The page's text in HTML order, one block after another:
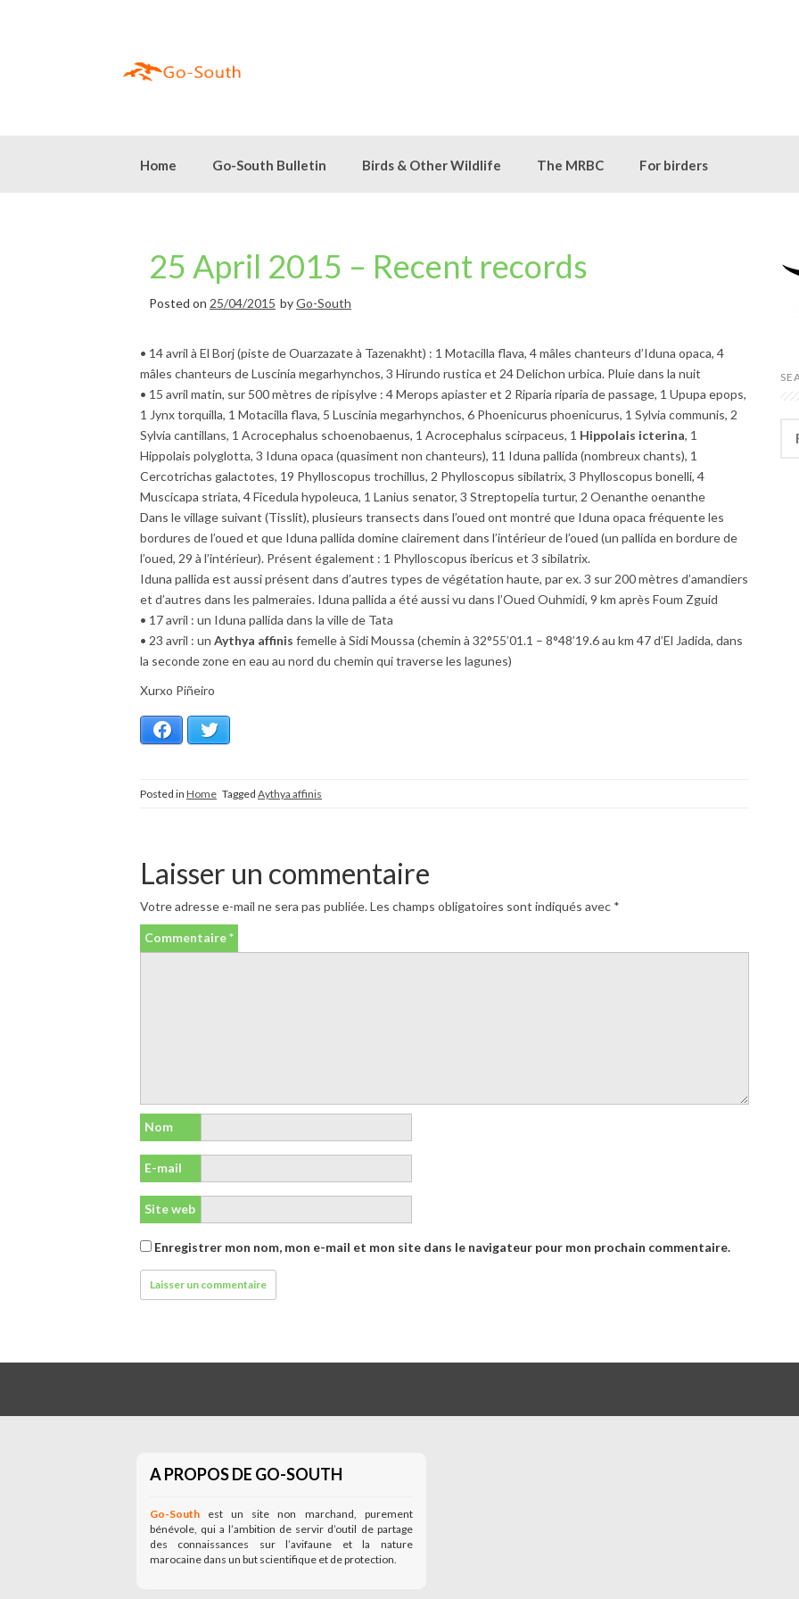
Home Go-South Bulletin Birds & Other Wildlife The MRBC For birders
25 April 2015 – Recent records
Posted on 25/04/2015 byGo-South
• 14 avril à El Borj (piste de Ouarzazate à Tazenakht) : 1 Motacilla flava, 4 mâles chanteurs d’Iduna opaca, 4
mâles chanteurs de Luscinia megarhynchos, 3 Hirundo rustica et 24 Delichon urbica. Pluie dans la nuit
• 15 avril matin, sur 500 mètres de ripisylve : 4 Merops apiaster et 2 Riparia riparia de passage, 1 Upupa epops,
1 Jynx torquilla, 1 Motacilla flava, 5 Luscinia megarhynchos, 6 Phoenicurus phoenicurus, 1 Sylvia communis, 2
Sylvia cantillans, 1 Acrocephalus schoenobaenus, 1 Acrocephalus scirpaceus, 1 Hippolais icterina, 1
Hippolais polyglotta, 3 Iduna opaca (quasiment non chanteurs), 11 Iduna pallida (nombreux chants), 1
Cercotrichas galactotes, 19 Phylloscopus trochillus, 2 Phylloscopus sibilatrix, 3 Phylloscopus bonelli, 4
Muscicapa striata, 4 Ficedula hypoleuca, 1 Lanius senator, 3 Streptopelia turtur, 2 Oenanthe oenanthe
Dans le village suivant (Tisslit), plusieurs transects dans l’oued ont montré que Iduna opaca fréquente les
bordures de l’oued et que Iduna pallida domine clairement dans l’intérieur de l’oued (un pallida en bordure de
l’oued, 29 à l’intérieur). Présent également : 1 Phylloscopus ibericus et 3 sibilatrix.
Iduna pallida est aussi présent dans d’autres types de végétation haute, par ex. 3 sur 200 mètres d’amandiers
et d’autres dans les palmeraies. Iduna pallida a été aussi vu dans l’Oued Ouhmidi, 9 km après Foum Zguid
• 17 avril : un Iduna pallida dans la ville de Tata
• 23 avril : un Aythya affinis femelle à Sidi Moussa (chemin à 32°55’01.1 – 8°48’19.6 au km 47 d’El Jadida, dans
la seconde zone en eau au nord du chemin qui traverse les lagunes)
Xurxo Piñeiro
Facebook
Posted in Home Tagged Aythya affinis
Laisser un commentaire
Votre adresse e-mail ne sera pas publiée.Les champs obligatoires sont indiqués avec *
Commentaire*
Nom
E-mail
Site web
Enregistrer mon nom, mon e-mail et mon site dans le navigateur pour mon prochain commentaire.
A PROPOS DE GO-SOUTH
Go-South est un site non marchand, purement
bénévole, qui a l’ambition de servir d’outil de partage
des connaissances sur l’avifaune et la nature
marocaine dans un but scientifique et de protection.